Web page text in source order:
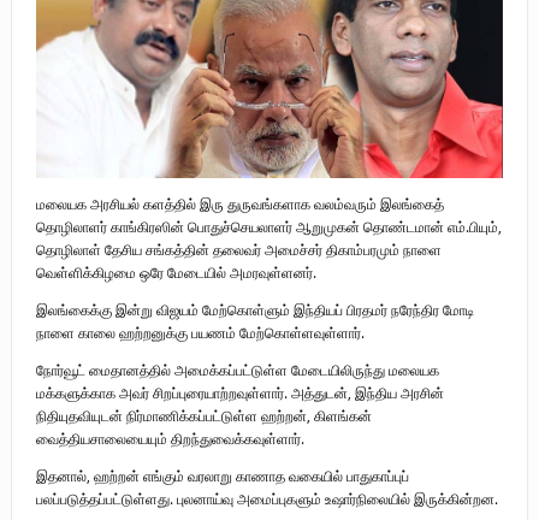
புலிகளின் குரல் பொறுப்பாளர் திரு. தமிழன்பன் (ஜவான்) அவர்களின் புகழ்
வணக்க நிகழ்வும் ‘விடுதலைச் சிற்பி’ நூல் மற்றும் ‘ஜவான் – திடம் குன்றா
தீக்குரல்’ இசைப்பேழை வெளியீடும்.
நாடாளுமன்ற உறுப்பினர் இராமநாதன் அர்ச்சுனா அவர்களுக்கு நிலவனின்
திறந்த மடல்!
மலையக அரசியல் களத்தில் இரு துருவங்களாக வலம்வரும் இலங்கைத்
தொழிலாளர் காங்கிரஸின் பொதுச்செயலாளர் ஆறுமுகன் தொண்டமான் எம்.பியும்,
தொழிலாள் தேசிய சங்கத்தின் தலைவர் அமைச்சர் திகாம்பரமும் நாளை
வெள்ளிக்கிழமை ஒரே மேடையில் அமரவுள்ளனர்.
இலங்கைக்கு இன்று விஜயம் மேற்கொள்ளும் இந்தியப் பிரதமர் நரேந்திர மோடி
நாளை காலை ஹற்றனுக்கு பயணம் மேற்கொள்ளவுள்ளார்.
நோர்வூட் மைதானத்தில் அமைக்கப்பட்டுள்ள மேடையிலிருந்து மலையக
மக்களுக்காக அவர் சிறப்புரையாற்றவுள்ளார். அத்துடன், இந்திய அரசின்
நிதியுதவியுடன் நிர்மாணிக்கப்பட்டுள்ள ஹற்றன், கிளங்கன்
வைத்தியசாலையையும் திறந்துவைக்கவுள்ளார்.
இதனால், ஹற்றன் எங்கும் வரலாறு காணாத வகையில் பாதுகாப்புப்
பலப்படுத்தப்பட்டுள்ளது. புலனாய்வு அமைப்புகளும் உஷார்நிலையில் இருக்கின்றன.